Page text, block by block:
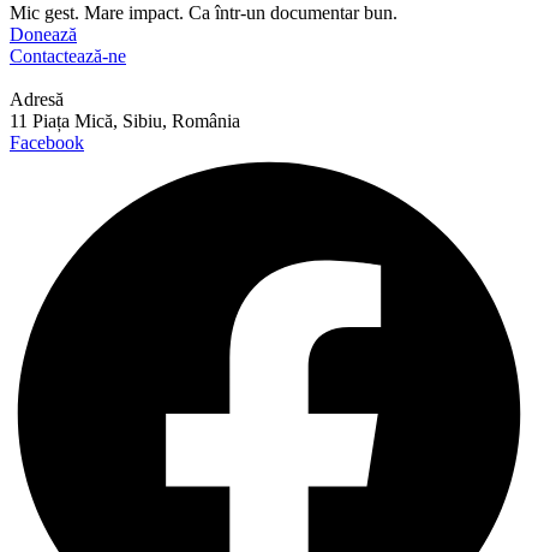
Mic gest. Mare impact. Ca într-un documentar bun.
Donează
Contactează-ne
Adresă
11 Piața Mică, Sibiu, România
Facebook